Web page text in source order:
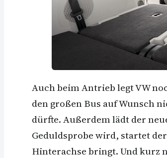
Auch beim Antrieb legt VW
den großen Bus auf Wunsch
dürfte. Außerdem lädt der
Geduldsprobe wird, startet
Hinterachse bringt. Und kurz